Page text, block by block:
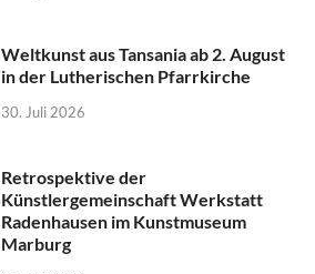
Weltkunst aus Tansania ab 2. August
in der Lutherischen Pfarrkirche
30. Juli 2026
Retrospektive der
Künstlergemeinschaft Werkstatt
Radenhausen im Kunstmuseum
Marburg